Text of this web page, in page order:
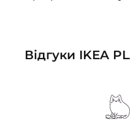
Відгуки IKEA